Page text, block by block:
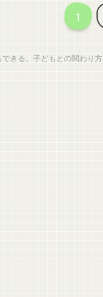
1
できる、子どもとの関わり方